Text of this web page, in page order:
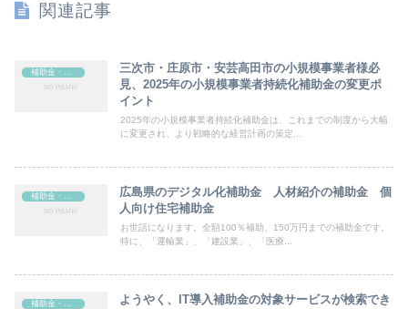
関連記事
補助金・助成金
三次市・庄原市・安芸高田市の小規模事業者様必
見、2025年の小規模事業者持続化補助金の変更ポ
イント
2025年の小規模事業者持続化補助金は、これまでの制度から大幅
に変更され、より戦略的な経営計画の策定...
広島県のデジタル化補助金 人材紹介の補助金 個
人向け住宅補助金
お世話になります。全額100％補助、150万円までの補助金です。
特に、「運輸業」、「建設業」、「医療...
ようやく、IT導入補助金の対象サービスが検索でき